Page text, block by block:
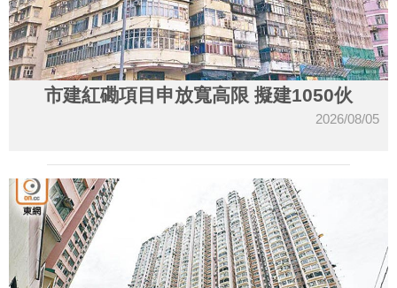
市建紅磡項目申放寬高限 擬建1050伙
2026/08/05